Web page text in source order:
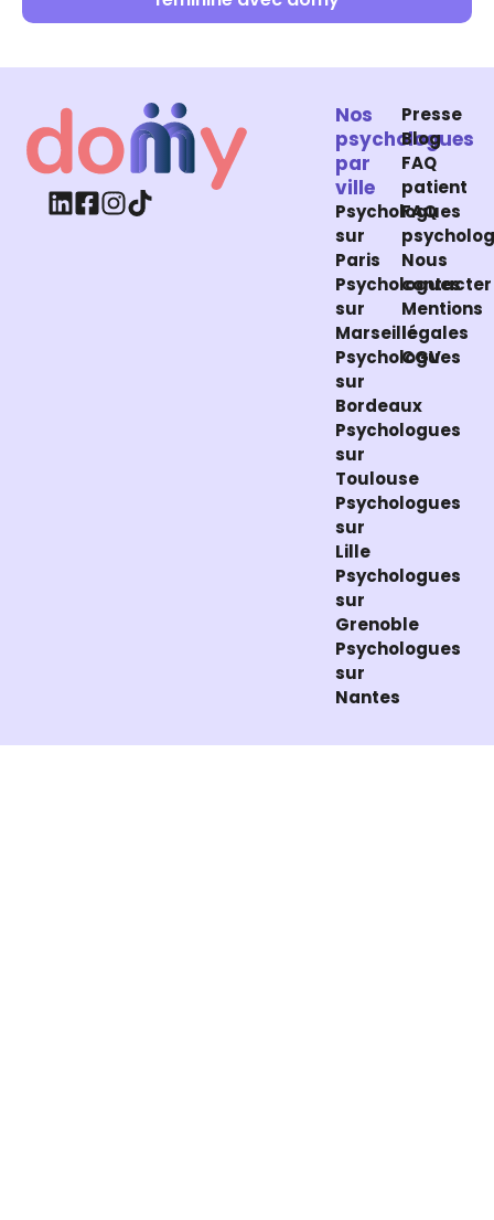
Nos
psychologues
par
ville
Psychologues
sur
Paris
Psychologues
sur
Marseille
Psychologues
sur
Bordeaux
Psychologues
sur
Toulouse
Psychologues
sur
Lille
Psychologues
sur
Grenoble
Psychologues
sur
Nantes
Presse
Blog
FAQ
patient
FAQ
Nous
contacter
Mentions
légales
CGV